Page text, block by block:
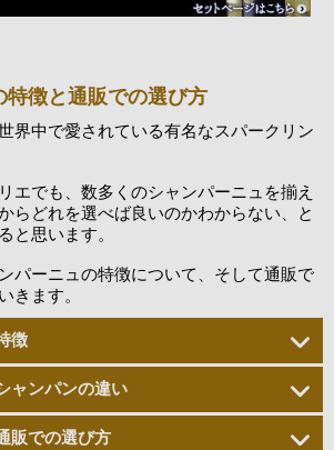
特徴と通販での選び方
界中で愛されている有名なスパークリン
エでも、数多くのシャンパーニュを揃え
らどれを選べば良いのかわからない、と
と思います。
パーニュの特徴について、そして通販で
きます。
徴
ャンパンの違い
販での選び方